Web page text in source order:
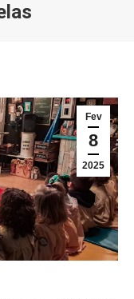
Fev
8
2025